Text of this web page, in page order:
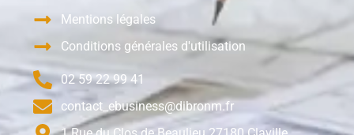
Mentions légales
Conditions générales d'utilisation
02 59 22 99 41
contact_ebusiness@dibronm.fr